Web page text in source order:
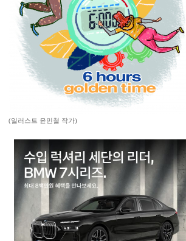
(일러스트 윤민철 작가)